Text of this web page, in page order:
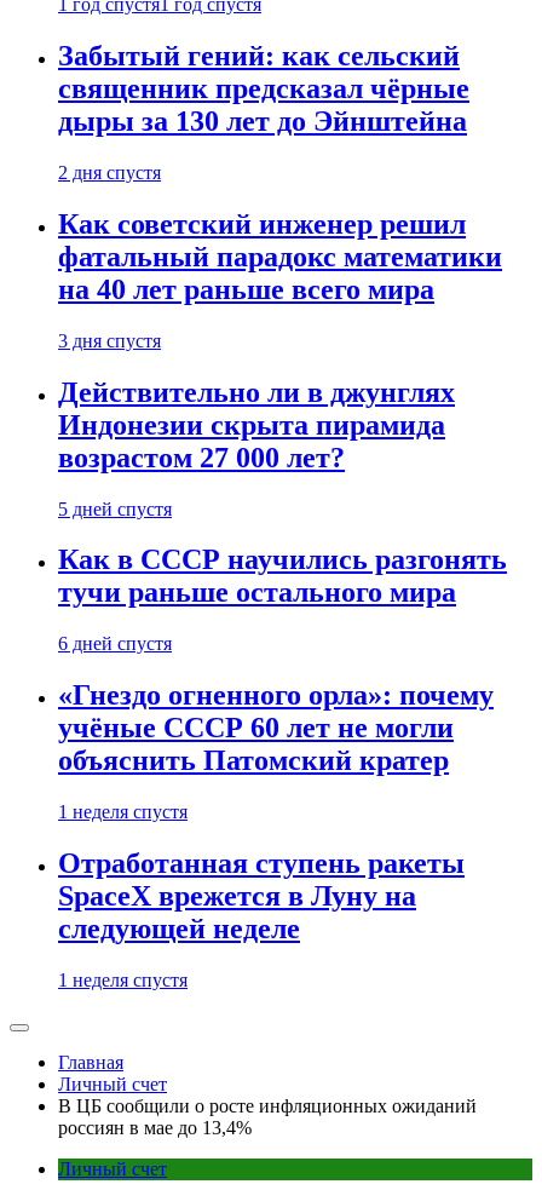
1 год спустя 1 год спустя
Забытый гений: как сельский
священник предсказал чёрные
дыры за 130 лет до Эйнштейна
2 дня спустя
Как советский инженер решил
фатальный парадокс математики
на 40 лет раньше всего мира
3 дня спустя
Действительно ли в джунглях
Индонезии скрыта пирамида
возрастом 27 000 лет?
5 дней спустя
Как в СССР научились разгонять
тучи раньше остального мира
6 дней спустя
«Гнездо огненного орла»: почему
учёные СССР 60 лет не могли
объяснить Патомский кратер
1 неделя спустя
Отработанная ступень ракеты
SpaceX врежется в Луну на
следующей неделе
1 неделя спустя
Главная
Личный счет
В ЦБ сообщили о росте инфляционных ожиданий
россиян в мае до 13,4%
Личный счет